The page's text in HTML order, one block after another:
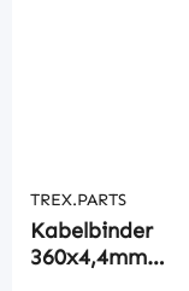
TREX.PARTS
Kabelbinder
360x4,4mm